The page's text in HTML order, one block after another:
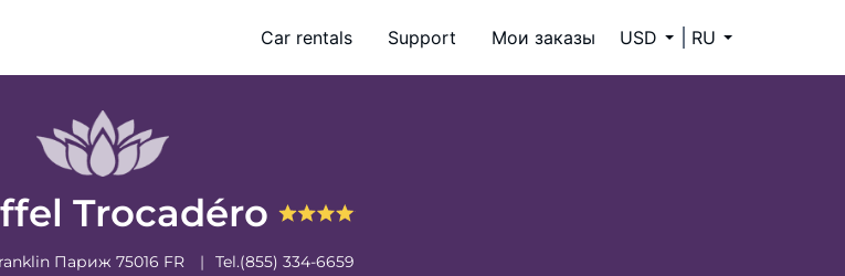
Car rentals Support Мои заказы USD RU
Trocadéro
Париж 75016 FR Tel.(855) 334-6659
Порядок проживания в Отеле